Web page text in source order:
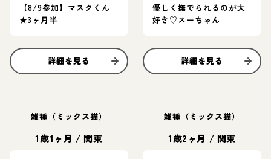
【8/9参加】マスクくん
★3ヶ月半
詳細を見る
優しく撫でられるのが大
好き♡スーちゃん
詳細を見る
雑種（ミックス猫）
1歳1ヶ月 / 関東
雑種（ミックス猫）
1歳2ヶ月 / 関東